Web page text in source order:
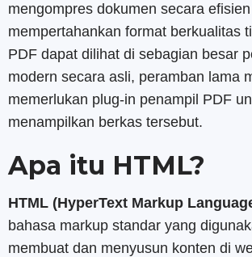
mengompres dokumen secara efisien
mempertahankan format berkualitas
PDF dapat dilihat di sebagian besar
modern secara asli, peramban lama
memerlukan plug-in penampil PDF
menampilkan berkas tersebut.
Apa itu HTML?
HTML (HyperText Markup
bahasa markup standar yang
membuat dan menyusun konten di